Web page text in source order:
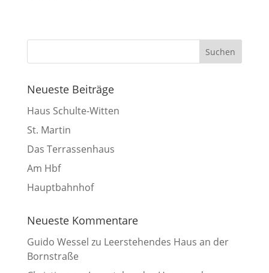
Neueste Beiträge
Haus Schulte-Witten
St. Martin
Das Terrassenhaus
Am Hbf
Hauptbahnhof
Neueste Kommentare
Guido Wessel zu Leerstehendes Haus an der
Bornstraße